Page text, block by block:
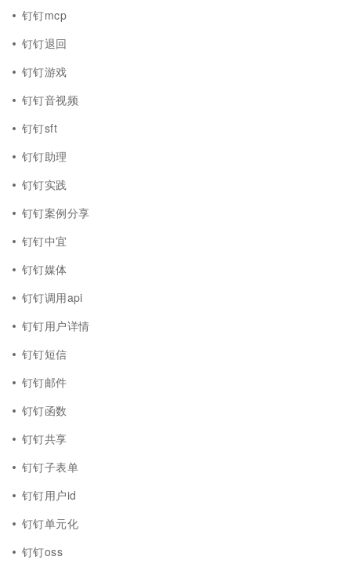
钉钉mcp
钉钉退回
钉钉游戏
钉钉音视频
钉钉sft
钉钉助理
钉钉实践
钉钉案例分享
钉钉中宜
钉钉媒体
钉钉调用api
钉钉用户详情
钉钉短信
钉钉邮件
钉钉函数
钉钉共享
钉钉子表单
钉钉用户id
钉钉单元化
钉钉oss